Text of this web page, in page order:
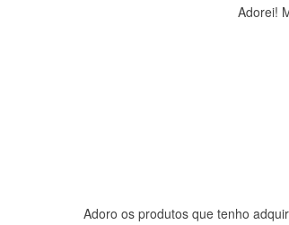
Adorei!
Adoro os produtos que tenho